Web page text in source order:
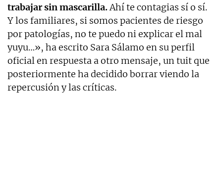
trabajar sin mascarilla.Ahí te contagias sí o sí.
Y los familiares, si somos pacientes de riesgo
por patologías, no te puedo ni explicar el mal
yuyu…», ha escrito Sara Sálamo en su perfil
oficial en respuesta a otro mensaje, un tuit que
posteriormente ha decidido borrar viendo la
repercusión y las críticas.